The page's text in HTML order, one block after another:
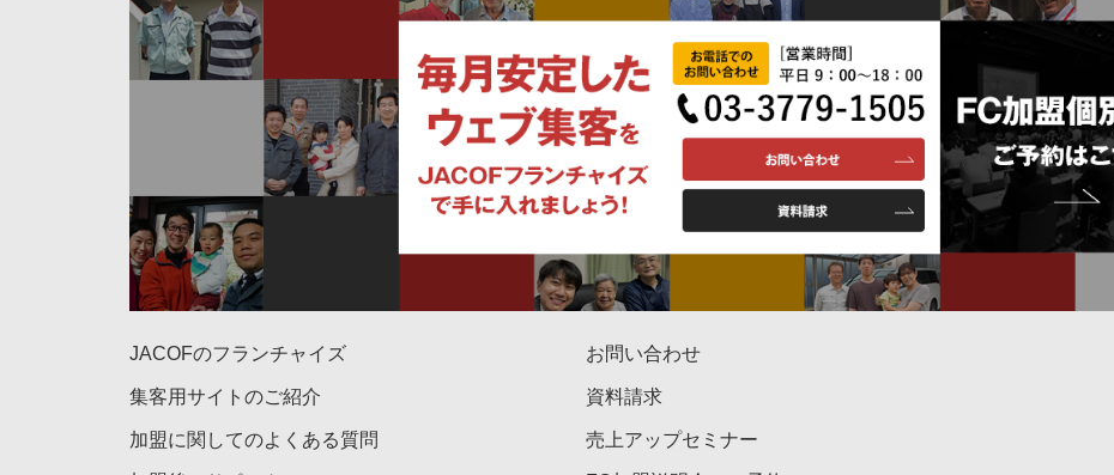
JACOFのフランチャイズ
集客用サイトのご紹介
加盟に関してのよくある質問
お問い合わせ
資料請求
売上アップセミナー